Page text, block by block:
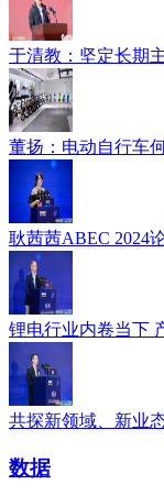
于清教：坚定长期
董扬：电动自行车
耿茜茜ABEC 2024
锂电行业内卷当下
共探新领域、新业
数据